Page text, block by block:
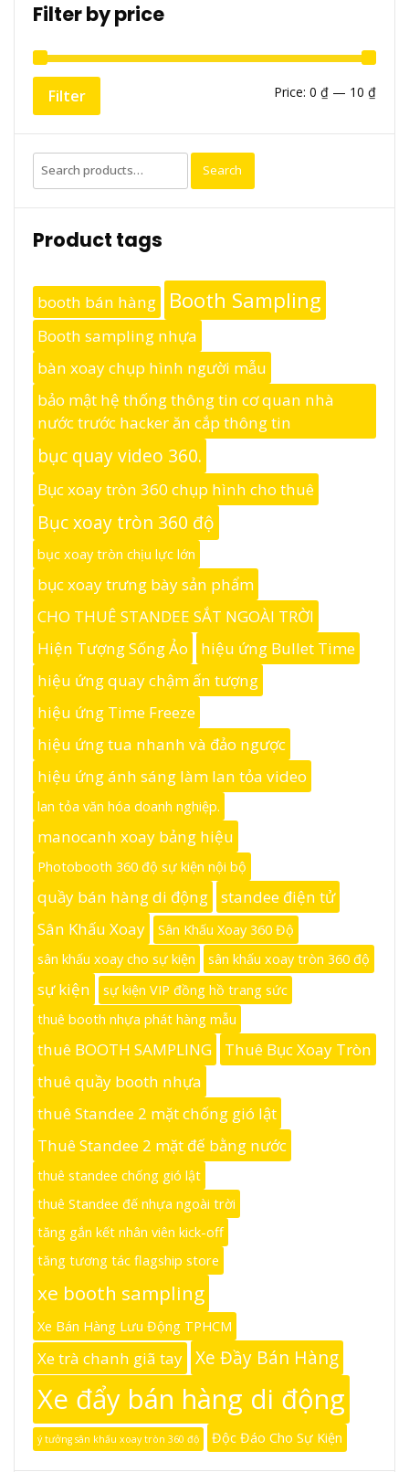
Filter by price
Min
Max
Filter Price: 0 ₫ — 10 ₫
Search
for:
Search
Product tags
booth bán hàng Booth Sampling
Booth sampling nhựa
bàn xoay chụp hình người mẫu
bảo mật hệ thống thông tin cơ quan nhà
nước trước hacker ăn cắp thông tin
bục quay video 360.
Bục xoay tròn 360 chụp hình cho thuê
Bục xoay tròn 360 độ
bục xoay tròn chịu lực lớn
bục xoay trưng bày sản phẩm
CHO THUÊ STANDEE SẮT NGOÀI TRỜI
Hiện Tượng Sống Ảo
hiệu ứng Bullet Time
hiệu ứng quay chậm ấn tượng
hiệu ứng Time Freeze
hiệu ứng tua nhanh và đảo ngược
hiệu ứng ánh sáng làm lan tỏa video
lan tỏa văn hóa doanh nghiệp.
manocanh xoay bảng hiệu
Photobooth 360 độ sự kiện nội bộ
quầy bán hàng di động
standee điện tử
Sân Khấu Xoay
Sân Khấu Xoay 360 Độ
sân khấu xoay cho sự kiện
sân khấu xoay tròn 360 độ
sự kiện
sự kiện VIP đồng hồ trang sức
thuê booth nhựa phát hàng mẫu
thuê BOOTH SAMPLING
Thuê Bục Xoay Tròn
thuê quầy booth nhựa
thuê Standee 2 mặt chống gió lật
Thuê Standee 2 mặt đế bằng nước
thuê standee chống gió lật
thuê Standee đế nhựa ngoài trời
tăng gắn kết nhân viên kick-off
tăng tương tác flagship store
xe booth sampling
Xe Bán Hàng Lưu Động TPHCM
Xe trà chanh giã tay Xe Đầy Bán Hàng
Xe đẩy bán hàng di động
ý tưởng sân khấu xoay tròn 360 độ Độc Đáo Cho Sự Kiện